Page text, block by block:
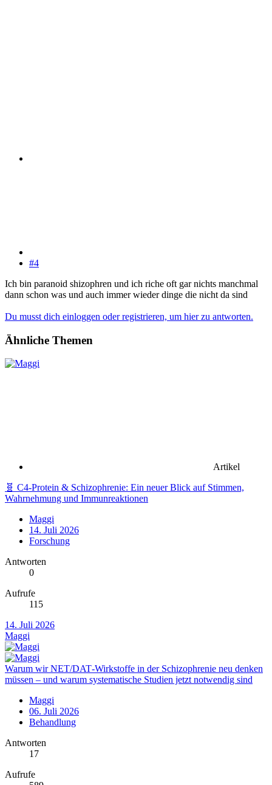
#4
Ich bin paranoid shizophren und ich riche oft gar nichts manchmal
dann schon was und auch immer wieder dinge die nicht da sind
Du musst dich einloggen oder registrieren, um hier zu antworten.
Ähnliche Themen
Artikel
🧬 C4‑Protein & Schizophrenie: Ein neuer Blick auf Stimmen,
Wahrnehmung und Immunreaktionen
Maggi
14. Juli 2026
Forschung
Antworten
0
Aufrufe
115
14. Juli 2026
Maggi
Warum wir NET/DAT‑Wirkstoffe in der Schizophrenie neu denken
müssen – und warum systematische Studien jetzt notwendig sind
Maggi
06. Juli 2026
Behandlung
Antworten
17
Aufrufe